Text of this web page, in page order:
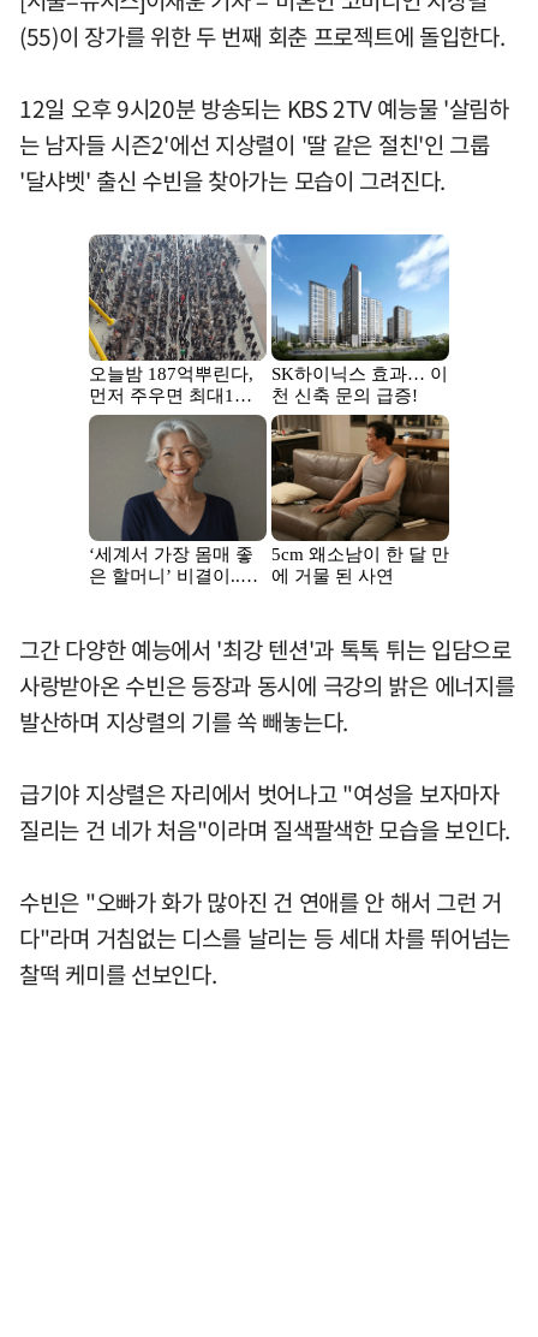
(55)이 장가를 위한 두 번째 회춘 프로젝트에 돌입한다.
12일 오후 9시20분 방송되는 KBS 2TV 예능물 '살림하
는 남자들 시즌2'에선 지상렬이 '딸 같은 절친'인 그룹
'달샤벳' 출신 수빈을 찾아가는 모습이 그려진다.
그간 다양한 예능에서 '최강 텐션'과 톡톡 튀는 입담으로
사랑받아온 수빈은 등장과 동시에 극강의 밝은 에너지를
발산하며 지상렬의 기를 쏙 빼놓는다.
급기야 지상렬은 자리에서 벗어나고 "여성을 보자마자
질리는 건 네가 처음"이라며 질색팔색한 모습을 보인다.
수빈은 "오빠가 화가 많아진 건 연애를 안 해서 그런 거
다"라며 거침없는 디스를 날리는 등 세대 차를 뛰어넘는
찰떡 케미를 선보인다.